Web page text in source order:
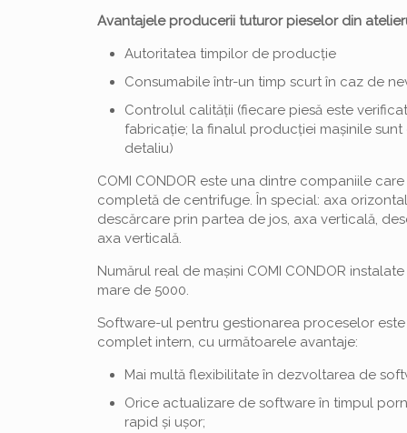
Avantajele producerii tuturor pieselor din
Autoritatea timpilor de producție
Consumabile într-un timp scurt în caz de
Controlul calității (fiecare piesă este
fabricație; la finalul producției mașinile
detaliu)
COMI CONDOR este una dintre companiile
completă de centrifuge. În special: axa
descărcare prin partea de jos, axa verticală,
axa verticală.
Numărul real de mașini COMI CONDOR
mare de 5000.
Software-ul pentru gestionarea proceselor
complet intern, cu următoarele avantaje:
Mai multă flexibilitate în dezvoltarea de
Orice actualizare de software în timpul
rapid și ușor;